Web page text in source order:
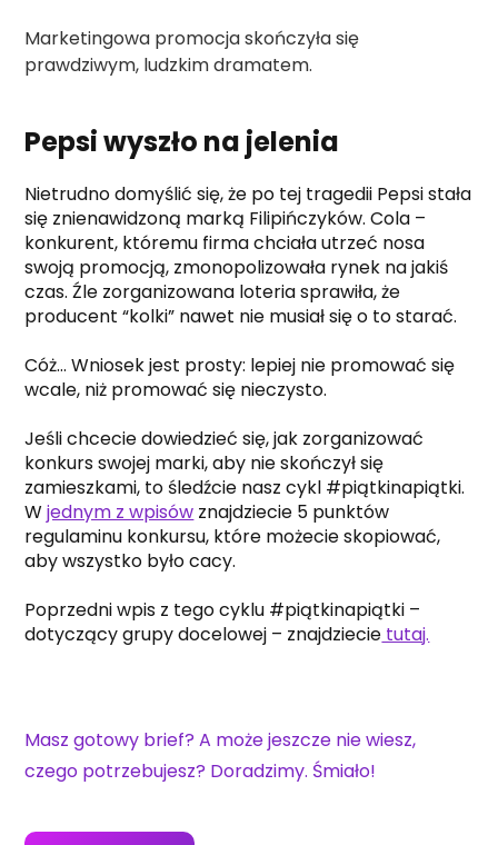
Marketingowa promocja skończyła się
prawdziwym, ludzkim dramatem.
Pepsi wyszło na jelenia
Nietrudno domyślić się, że po tej tragedii Pepsi stała
się znienawidzoną marką Filipińczyków. Cola –
konkurent, któremu firma chciała utrzeć nosa
swoją promocją, zmonopolizowała rynek na jakiś
czas. Źle zorganizowana loteria sprawiła, że
producent “kolki” nawet nie musiał się o to starać.
Cóż… Wniosek jest prosty: lepiej nie promować się
wcale, niż promować się nieczysto.
Jeśli chcecie dowiedzieć się, jak zorganizować
konkurs swojej marki, aby nie skończył się
zamieszkami, to śledźcie nasz cykl #piątkinapiątki.
Wjednym z wpisów znajdziecie 5 punktów
regulaminu konkursu, które możecie skopiować,
aby wszystko było cacy.
Poprzedni wpis z tego cyklu #piątkinapiątki –
dotyczący grupy docelowej – znajdziecie tutaj.
Masz gotowy brief? A może jeszcze nie wiesz,
czego potrzebujesz? Doradzimy. Śmiało!